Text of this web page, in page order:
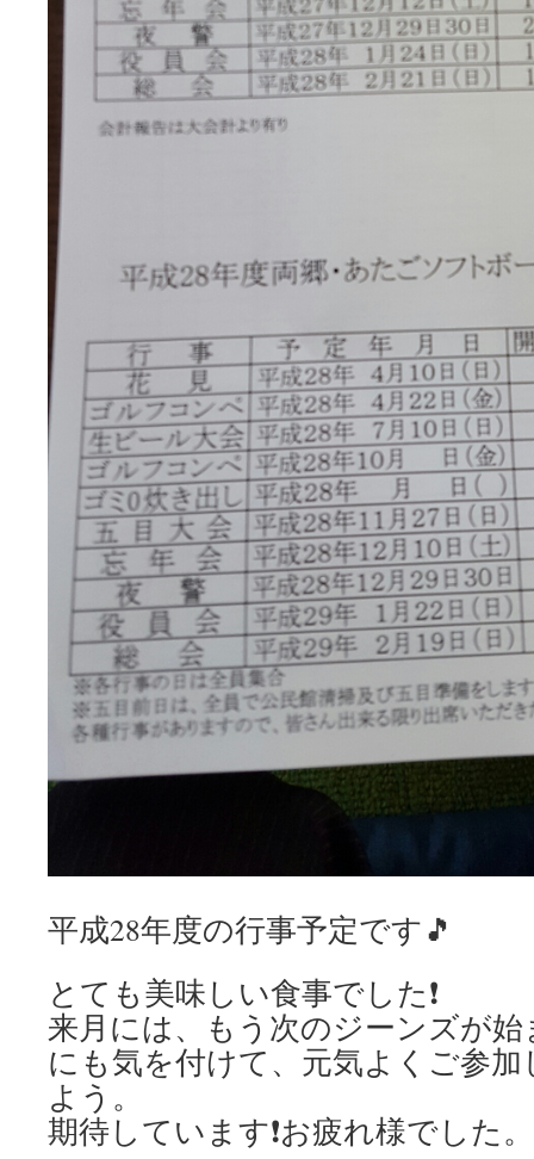
平成28年度の行事予定です🎵
とても美味しい食事でした❗
来月には、もう次のジーンズが
にも気を付けて、元気よくご参
よう。
期待しています❗お疲れ様でした